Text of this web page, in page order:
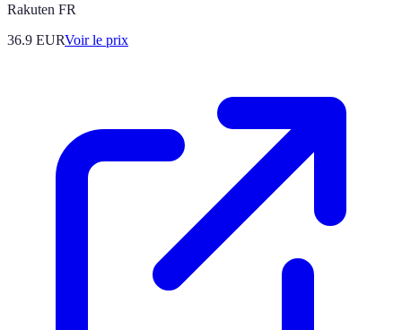
Rakuten FR
36.9 EURVoir le prix